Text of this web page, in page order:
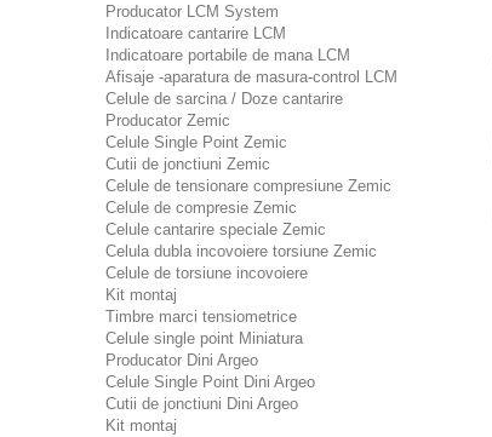
Producator LCM System
Indicatoare cantarire LCM
Indicatoare portabile de mana LCM
Afisaje -aparatura de masura-control LCM
Celule de sarcina / Doze cantarire
Producator Zemic
Celule Single Point Zemic
Cutii de jonctiuni Zemic
Celule de tensionare compresiune Zemic
Celule de compresie Zemic
Celule cantarire speciale Zemic
Celula dubla incovoiere torsiune Zemic
Celule de torsiune incovoiere
Kit montaj
Timbre marci tensiometrice
Celule single point Miniatura
Producator Dini Argeo
Celule Single Point Dini Argeo
Cutii de jonctiuni Dini Argeo
Kit montaj